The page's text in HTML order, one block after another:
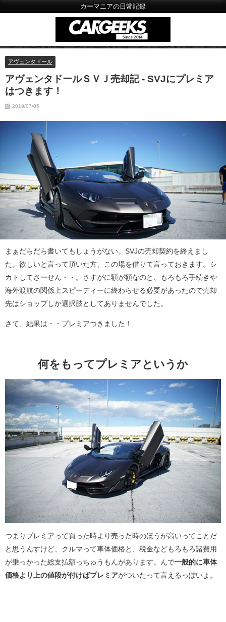
カーマニアの日常記録
アヴェンタドール
アヴェンタドールＳＶＪ売却記 - SVJにプレミア
はつきます！
2019/07/05
まぁだらだら書いてもしょうがない。SVJの売却契約を終えまし
た。欲しいと言って頂いた方、この場を借りて言っておきます。シ
カトしてさーせん・・。さすがに額が額なのと、もろもろ手続きや
海外渡航の関係上スピーディーに終わらせる必要があったので売却
先はショップしか選択肢としてありませんでした。
さて、結果は・・プレミアつきました！
何をもってプレミアというか
つまりプレミアって買った時より売った時のほうが高いってことだ
と思うんすけど、クルマって車体価格と、税金などもろもろ諸費用
が乗っかった総支払額っちゅうもんがあります。んで一般的に車体
価格より上の値段が付けばプレミアがついたって言えるっぽいよ。